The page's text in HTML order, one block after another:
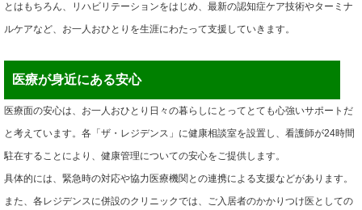
とはもちろん、リハビリテーションをはじめ、最新の認知症ケア技術やターミナ
ルケアなど、お一人おひとりを生涯にわたって支援していきます。
医療が身近にある安心
医療面の安心は、お一人おひとり日々の暮らしにとってとても心強いサポートだ
と考えています。各「ザ・レジデンス」に健康相談室を設置し、看護師が24時間
駐在することにより、健康管理についての安心をご提供します。
具体的には、緊急時の対応や協力医療機関との連携による支援などがあります。
また、各レジデンスに併設のクリニックでは、ご入居者のかかりつけ医としての